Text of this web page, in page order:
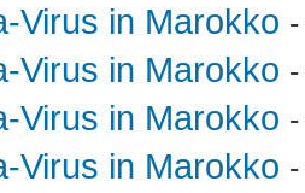
Virus in Marokko
Virus in Marokko
Virus in Marokko
Virus in Marokko